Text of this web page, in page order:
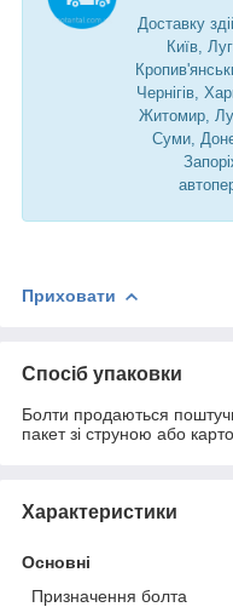
Доставку
Київ,
Чернігів,
Житомир,
Суми,
Приховати
Спосіб упаковки
Болти продаються
пакет зі струною або
Характеристики
Основні
Призначення болта